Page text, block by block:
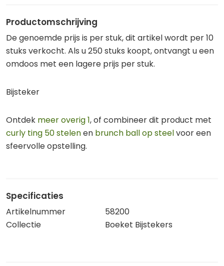
Productomschrijving
De genoemde prijs is per stuk, dit artikel wordt per 10
stuks verkocht. Als u 250 stuks koopt, ontvangt u een
omdoos met een lagere prijs per stuk.
Bijsteker
Ontdek meer overig 1, of combineer dit product met
curly ting 50 stelenen brunch ball op steelvoor een
sfeervolle opstelling.
Specificaties
Artikelnummer
58200
Collectie
Boeket Bijstekers